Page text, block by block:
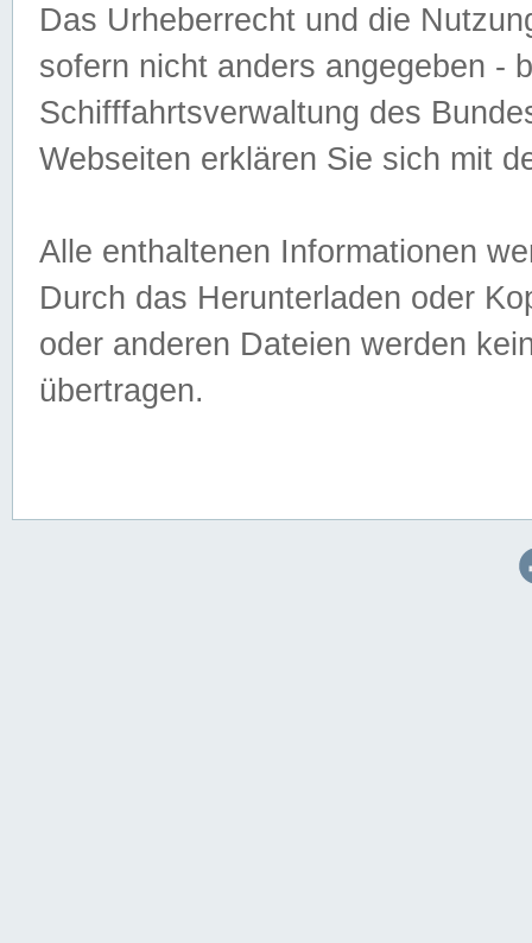
Das Urheberrecht und die
sofern nicht anders angegeben -
Schifffahrtsverwaltung des
Webseiten erklären Sie sich mit
Alle enthaltenen Informationen
Durch das Herunterladen oder
oder anderen Dateien werden
übertragen.